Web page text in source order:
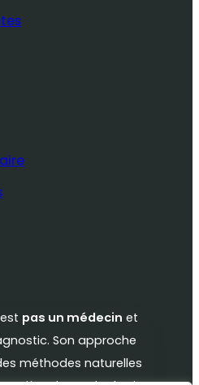
pas un médecin et
Son approche
méthodes naturelles